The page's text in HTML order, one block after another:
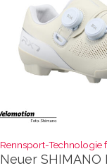
Rennsport-Technologie
Neuer SHIMANO